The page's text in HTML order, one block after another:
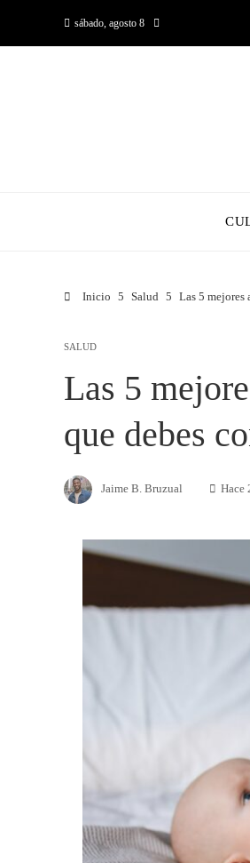
sábado, agosto 8
Inicio Salud Las 5 mejores
SALUD
Las 5
que debes
Jaime B. Bruzual Hace